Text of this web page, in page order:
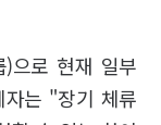
)으로 현재 일부
자는 "장기 체류